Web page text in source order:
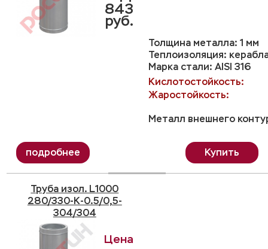
Толщина металла: 1 мм
Теплоизоляция:
Марка стали: AISI 316
Кислотостойкость:
Жаростойкость:
Металл внешнего
843
руб.
Купить
Труба изол. L1000
280/330-K-0.5/0,5-
304/304